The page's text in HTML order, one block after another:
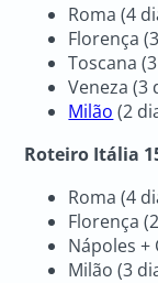
Roma (4
Florença
Toscana
Veneza (3
Milão (2
Roteiro Itália
Roma (4
Florença
Nápoles +
Milão (3